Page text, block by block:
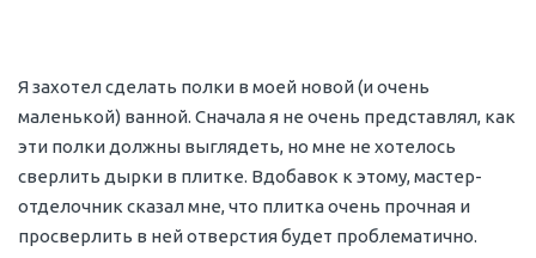
Я захотел сделать полки в моей новой (и очень
маленькой) ванной. Сначала я не очень представлял, как
эти полки должны выглядеть, но мне не хотелось
сверлить дырки в плитке. Вдобавок к этому, мастер-
отделочник сказал мне, что плитка очень прочная и
просверлить в ней отверстия будет проблематично.